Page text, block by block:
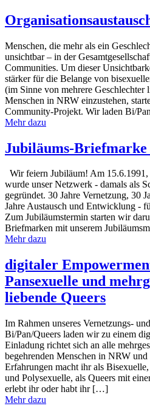
Menschen, die mehr als ein
unsichtbar – in der
Communities. Um dieser
stärker für die Belange von
(im Sinne von mehrere Geschlechter
Menschen in NRW einzustehen,
Community-Projekt. Wir laden Bi/
Mehr dazu
Jubiläums-Briefmarke
Wir feiern Jubiläum! Am
wurde unser Netzwerk - damals als
gegründet. 30 Jahre Vernetzung, 30
Jahre Austausch und Entwicklung -
Zum Jubiläumstermin starten wir
Briefmarken mit unserem
Mehr dazu
digitaler
Pansexuelle und
liebende Queers
Im Rahmen unseres Vernetzungs-
Bi/Pan/Queers laden wir zu einem
Einladung richtet sich an alle
begehrenden Menschen in NRW
Erfahrungen macht ihr als
und Polysexuelle, als Queers mit
erlebt ihr oder habt ihr […]
Mehr dazu